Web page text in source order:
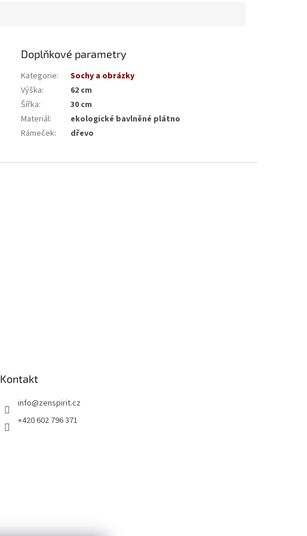
Doplňkové parametry
Kategorie:
Sochy a obrázky
Výška:
62 cm
Šířka:
30 cm
Materiál:
ekologické bavlněné plátno
Rámeček: dřevo
Kontakt
info@zenspirit.cz
+420 602 796 371